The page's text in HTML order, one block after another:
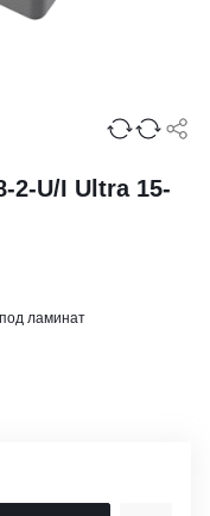
2-U/I Ultra 15-
ламинат